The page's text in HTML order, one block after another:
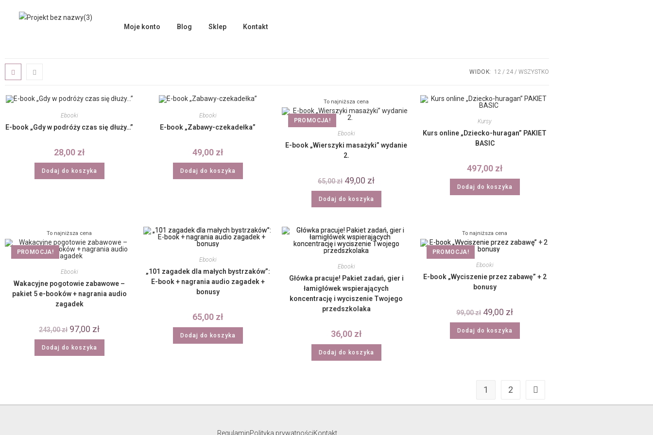
Moje konto Blog Sklep Kontakt
WIDOK: 12 24 WSZYSTKO
Ebooki
E-book „Gdy w podróży czas się dłuży…”
28,00 zł
Dodaj do koszyka
Ebooki
E-book „Zabawy-czekadełka”
49,00 zł
Dodaj do koszyka
To najniższa cena
PROMOCJA!
Ebooki
E-book „Wierszyki masażyki” wydanie
2.
65,00zł 49,00 zł
Dodaj do koszyka
Kursy
Kurs online „Dziecko-huragan” PAKIET
BASIC
497,00 zł
Dodaj do koszyka
To najniższa cena
PROMOCJA!
Ebooki
Wakacyjne pogotowie zabawowe –
pakiet 5 e-booków + nagrania audio
zagadek
243,00zł 97,00 zł
Dodaj do koszyka
Ebooki
„101 zagadek dla małych bystrzaków”:
E-book + nagrania audio zagadek +
bonusy
65,00 zł
Dodaj do koszyka
Ebooki
Główka pracuje! Pakiet zadań, gier i
łamigłówek wspierających
koncentrację i wyciszenie Twojego
przedszkolaka
36,00 zł
Dodaj do koszyka
To najniższa cena
PROMOCJA!
Ebooki
E-book „Wyciszenie przez zabawę” + 2
bonusy
99,00zł 49,00 zł
Dodaj do koszyka
1 2
RegulaminPolityka prywatnościKontakt